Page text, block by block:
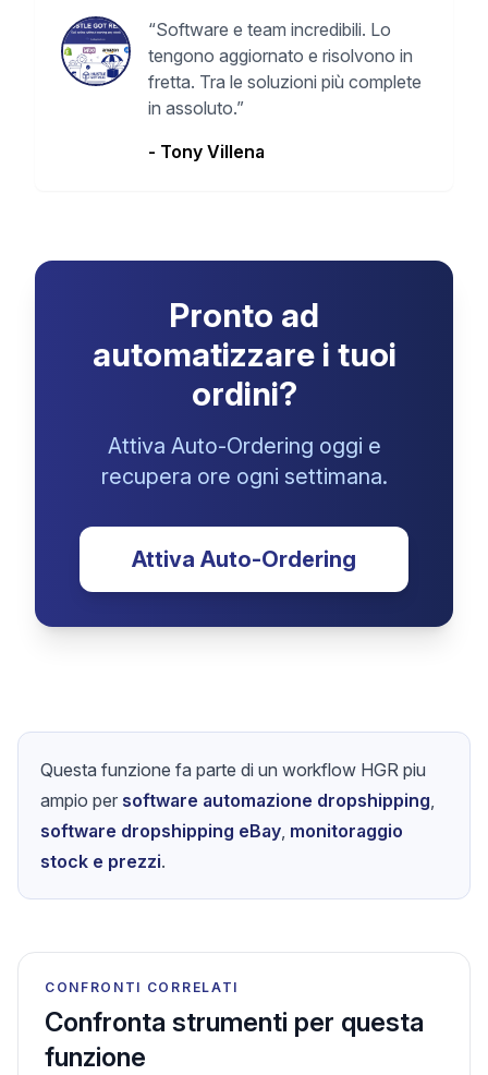
“Software e team incredibili. Lo
tengono aggiornato e risolvono in
fretta. Tra le soluzioni più complete
in assoluto.”
- Tony Villena
Pronto ad
automatizzare i tuoi
ordini?
Attiva Auto-Ordering oggi e
recupera ore ogni settimana.
Attiva Auto-Ordering
Questa funzione fa parte di un workflow HGR piu
ampio per software automazione dropshipping,
software dropshipping eBay, monitoraggio
stock e prezzi.
CONFRONTI CORRELATI
Confronta strumenti per questa
funzione